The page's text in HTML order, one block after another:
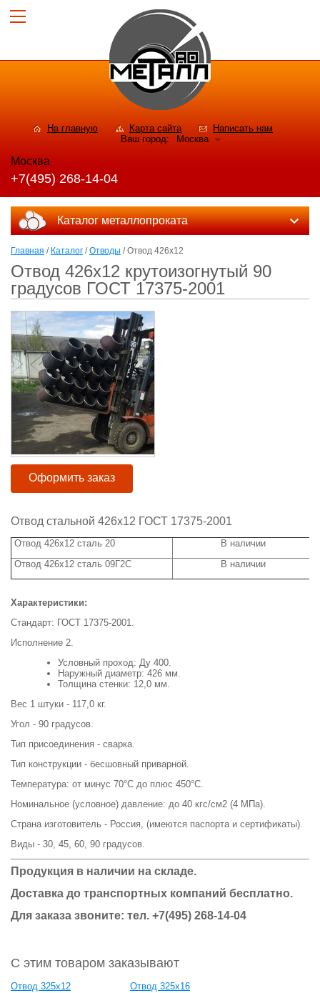
На главную Карта сайта
Написать нам
Ваш город:
Москва
Москва
+7(495) 268-14-04
Каталог металлопроката
Главная / Каталог /Отводы / Отвод 426х12
Отвод 426х12 крутоизогнутый 90
градусов ГОСТ 17375-2001
Оформить заказ
Отвод стальной 426х12 ГОСТ 17375-2001
Отвод 426х12 сталь 20
В наличии
Отвод 426х12 сталь 09Г2С
В наличии
Характеристики:
Стандарт: ГОСТ 17375-2001.
Исполнение 2.
Условный проход: Ду 400.
Наружный диаметр: 426 мм.
Толщина стенки: 12,0 мм.
Вес 1 штуки - 117,0 кг.
Угол - 90 градусов.
Тип присоединения - сварка.
Тип конструкции - бесшовный приварной.
Температура: от минус 70°С до плюс 450°С.
Номинальное (условное) давление: до 40 кгс/см2 (4 МПа).
Страна изготовитель - Россия, (имеются паспорта и сертификаты).
Виды - 30, 45, 60, 90 градусов.
Продукция в наличии на складе.
Доставка до транспортных компаний бесплатно.
Для заказа звоните: тел. +7(495) 268-14-04
С этим товаром заказывают
Отвод 325х12 Отвод 325х16